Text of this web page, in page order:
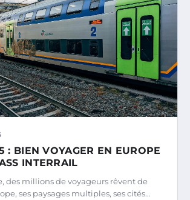
: BIEN VOYAGER EN EUROPE
INTERRAIL
des millions de voyageurs rêvent de
ses paysages multiples, ses cités…